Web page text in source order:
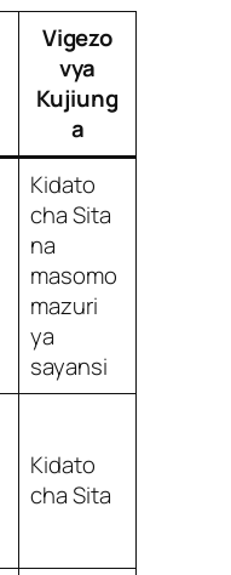
Vigezo
vya
Kujiung
a
Kidato
cha Sita
na
masomo
mazuri
ya
sayansi
Kidato
cha Sita